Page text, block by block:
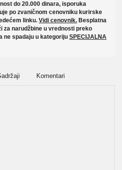
do 20.000 dinara, isporuka
po zvaničnom cenovniku kurirske
linku. Vidi cenovnik. Besplatna
za narudžbine u vrednosti preko
ne spadaju u kategoriju SPECIJALNA
Komentari